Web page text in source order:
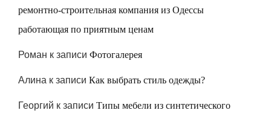
ремонтно-строительная компания из Одессы
работающая по приятным ценам
Роман к записи Фотогалерея
Алина к записи Как выбрать стиль одежды?
Георгий к записи Типы мебели из синтетического